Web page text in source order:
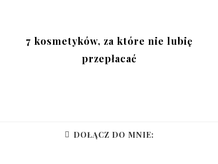
7 kosmetyków, za które nie lubię
przepłacać
DOŁĄCZ DO MNIE: